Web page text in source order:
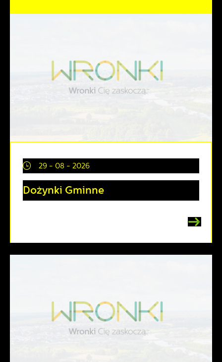
29 - 08 - 2026
Dożynki Gminne